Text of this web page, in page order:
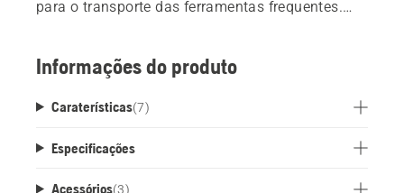
para o transporte das ferramentas frequentes.
a corrente sobresselente, velas ou cunhas.
também flexível que evita a queda destas peças.
Informações do produto
Caraterísticas(7)
Especificações
Acessórios(3)